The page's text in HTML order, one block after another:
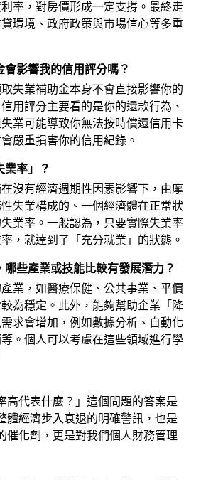
率，對房價形成一定支撐。最終走
環境、政府政策與市場信心等多重
會影響我的信用評分嗎？
失業補助金本身不會直接影響你的
用評分主要看的是你的還款行為、
業可能導致你無法按時償還信用卡
嚴重損害你的信用紀錄。
業率」？
沒有經濟週期性因素影響下，由摩
失業構成的、一個經濟體在正常狀
業率。一般認為，只要實際失業率
，就達到了「充分就業」的狀態。
哪些產業或技能比較有發展潛力？
業，如醫療保健、公共事業、平價
為穩定。此外，能夠幫助企業「降
求會增加，例如數據分析、自動化
。個人可以考慮在這些領域進行學
高代表什麼？」這個問題的答案是
體經濟步入衰退的明確警訊，也是
催化劑，更是對我們個人財務管理